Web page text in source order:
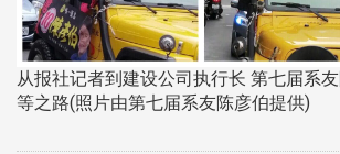
从报社记者到建设公司执行长 第七届系
等之路(照片由第七届系友陈彦伯提供)